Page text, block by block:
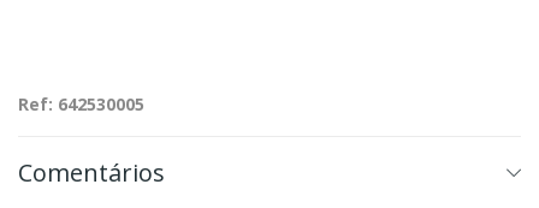
Ref: 642530005
Comentários